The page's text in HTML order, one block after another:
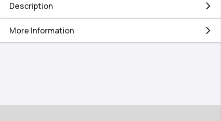
Description
More Information